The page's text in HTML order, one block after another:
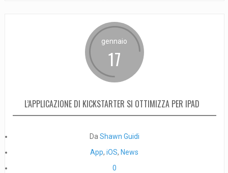
gennaio
17
L’APPLICAZIONE DI KICKSTARTER SI OTTIMIZZA PER IPAD
DaShawn Guidi
App,iOS, News
0